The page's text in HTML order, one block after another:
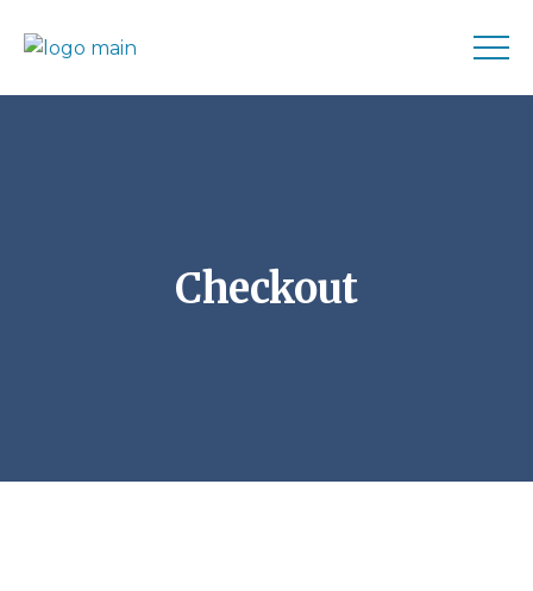
Checkout